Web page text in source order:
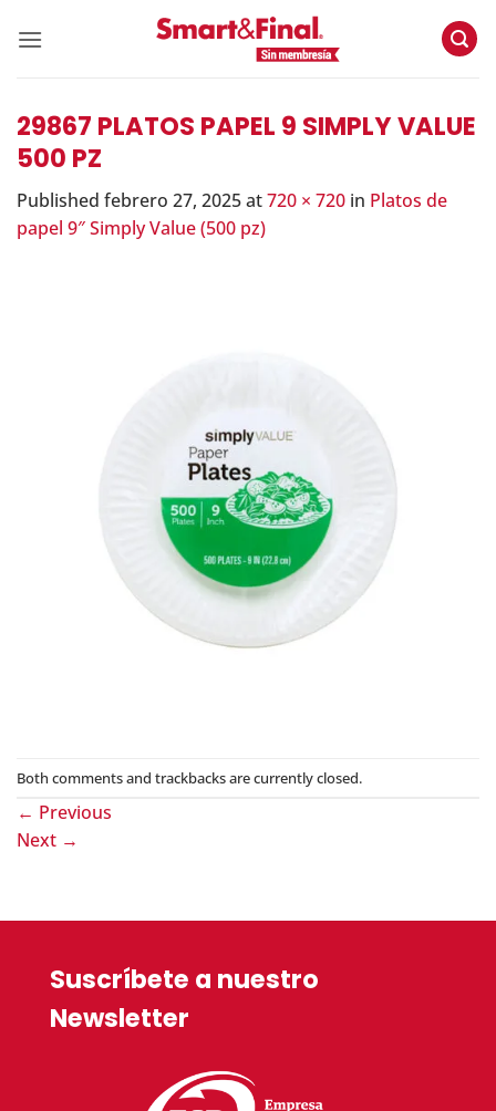
29867 PLATOS PAPEL 9 SIMPLY VALUE
500 PZ
Published febrero 27, 2025at720 × 720 in Platos de
papel 9″ Simply Value (500 pz)
Both comments and trackbacks are currently closed.
← Previous
Next →
Suscríbete a nuestro
Newsletter